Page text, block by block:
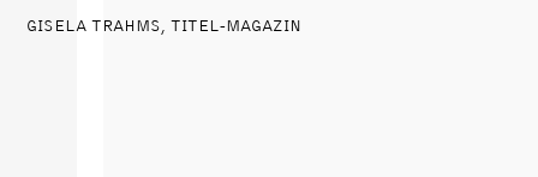
GISELA TRAHMS, TITEL-MAGAZIN